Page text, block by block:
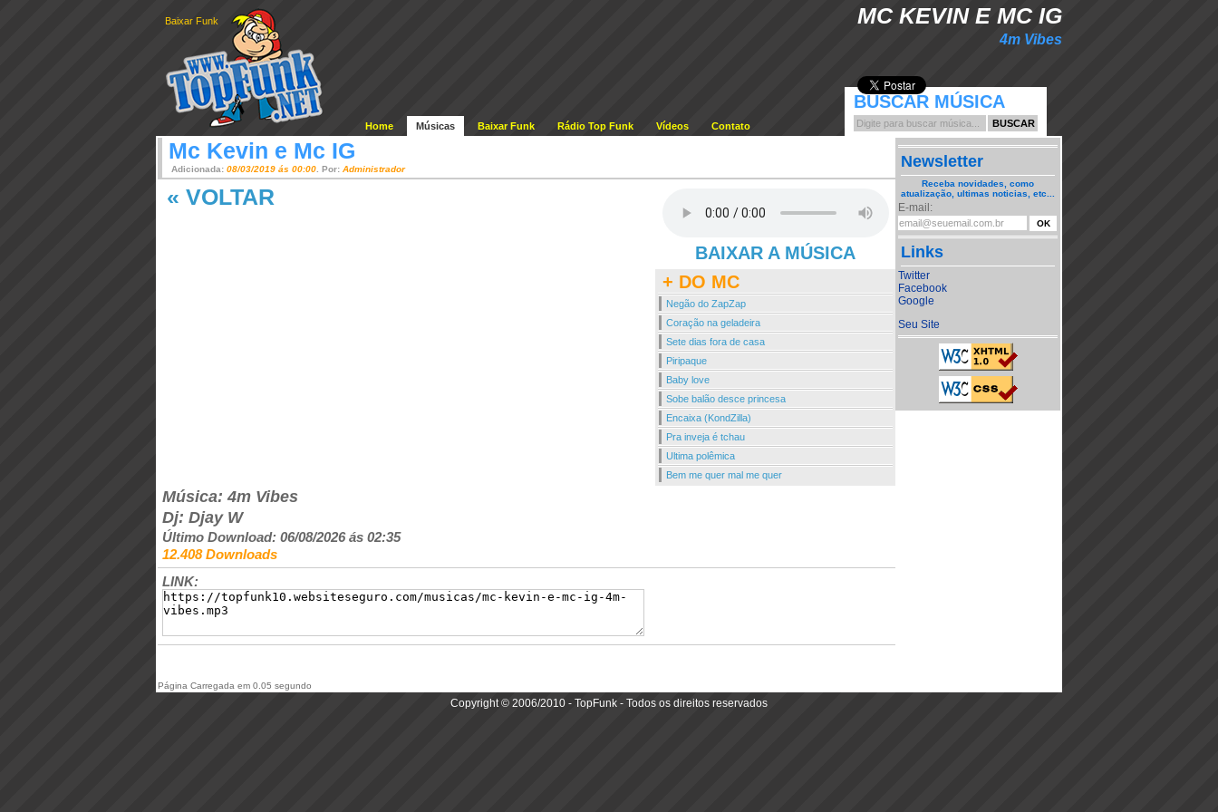
MC KEVIN E MC IG
4m Vibes
Baixar Funk
Home Músicas Baixar Funk Rádio Top Funk Vídeos Contato
BUSCAR MÚSICA
Mc Kevin e Mc IG
Adicionada: 08/03/2019 ás 00:00 . Por: Administrador
BAIXAR A MÚSICA
+ DO MC
Negão do ZapZap
Coração na geladeira
Sete dias fora de casa
Piripaque
Baby love
Sobe balão desce princesa
Encaixa (KondZilla)
Pra inveja é tchau
Ultima polêmica
Bem me quer mal me quer
« VOLTAR
Música: 4m Vibes
Dj: Djay W
Último Download: 06/08/2026 ás 02:35
12.408 Downloads
LINK:
Newsletter
Receba novidades, como
atualização, ultimas noticias, etc...
E-mail:
Links
Twitter
Facebook
Google
Seu Site
Página Carregada em 0.05 segundo
Copyright © 2006/2010 - TopFunk - Todos os direitos reservados